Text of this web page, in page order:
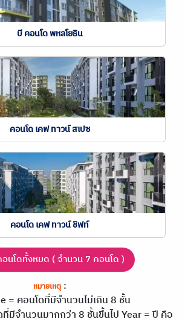
บี คอนโด พหลโยธิน
คอนโด เคฟ ทาวน์ สเปซ
คอนโด เคฟ ทาวน์ ชิฟท์
นโดทั้งหมด ( จำนวน 7 คอนโด )
หมายเหตุ:
= คอนโดที่มีจำนวนไม่เกิน 8 ชั้น
มีจำนวนมากกว่า 8 ชั้นขึ้นไปYear = ปี คือ